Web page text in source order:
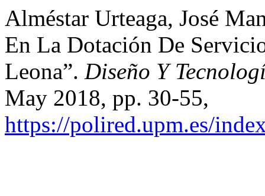
Alméstar Urteaga, José
En La Dotación De
Leona”. Diseño Y
May 2018, pp. 30-55,
https://polired.upm.es/